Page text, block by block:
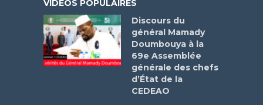
VIDÉOS POPULAIRES
Discours du
général Mamady
Doumbouya à la
69e Assemblée
générale des chefs
d’État de la
CEDEAO